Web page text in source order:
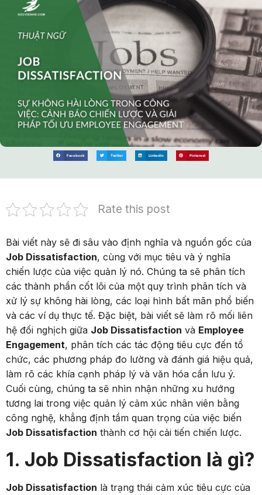
Facebook Twitter LinkedIn Pinterest
Rate this post
Bài viết này sẽ đi sâu vào định nghĩa và nguồn gốc của
Job Dissatisfaction, cùng với mục tiêu và ý nghĩa
chiến lược của việc quản lý nó. Chúng ta sẽ phân tích
các thành phần cốt lõi của một quy trình phân tích và
xử lý sự không hài lòng, các loại hình bất mãn phổ biến
và các ví dụ thực tế. Đặc biệt, bài viết sẽ làm rõ mối liên
hệ đối nghịch giữa Job Dissatisfaction và Employee
Engagement, phân tích các tác động tiêu cực đến tổ
chức, các phương pháp đo lường và đánh giá hiệu quả,
làm rõ các khía cạnh pháp lý và văn hóa cần lưu ý.
Cuối cùng, chúng ta sẽ nhìn nhận những xu hướng
tương lai trong việc quản lý cảm xúc nhân viên bằng
công nghệ, khẳng định tầm quan trọng của việc biến
Job Dissatisfaction thành cơ hội cải tiến chiến lược.
1. Job Dissatisfaction là gì?
Job Dissatisfaction là trạng thái cảm xúc tiêu cực của